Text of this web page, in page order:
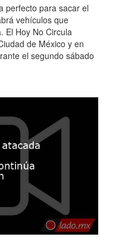
perfecto para sacar el
vehículos que
El Hoy No Circula
de México y en
el segundo sábado